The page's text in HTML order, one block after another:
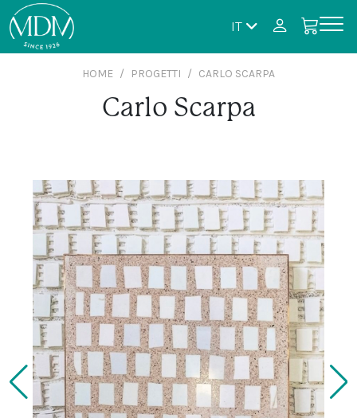
IT
HOME PROGETTI CARLO SCARPA
Carlo Scarpa